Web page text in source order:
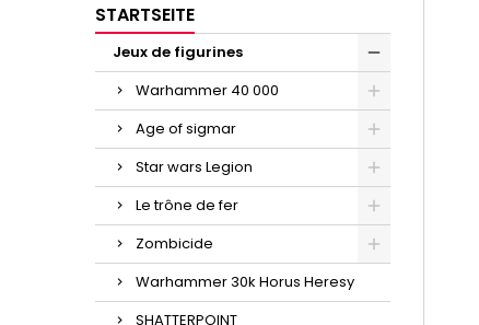
STARTSEITE
Jeux de figurines
Warhammer 40 000
Age of sigmar
Star wars Legion
Le trône de fer
Zombicide
Warhammer 30k Horus Heresy
SHATTERPOINT